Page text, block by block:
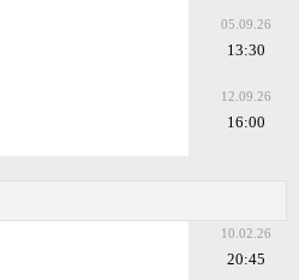
05.09.26
13:30
12.09.26
16:00
10.02.26
20:45